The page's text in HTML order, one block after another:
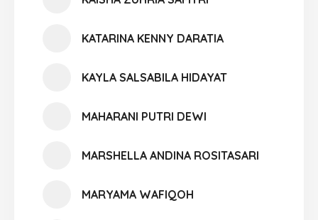
KATARINA KENNY DARATIA
KAYLA SALSABILA HIDAYAT
MAHARANI PUTRI DEWI
MARSHELLA ANDINA ROSITASARI
MARYAMA WAFIQOH